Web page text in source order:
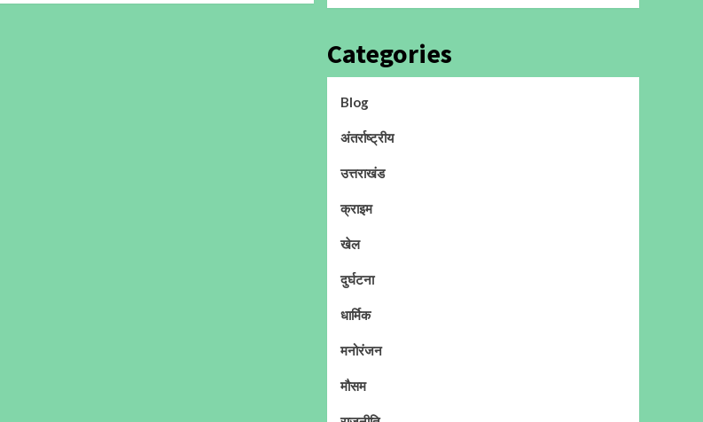
Categories
Blog
अंतर्राष्ट्रीय
उत्तराखंड
क्राइम
खेल
दुर्घटना
धार्मिक
मनोरंजन
मौसम